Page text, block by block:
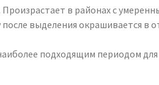
в районах с
выделения окрашивается
подходящим периодом